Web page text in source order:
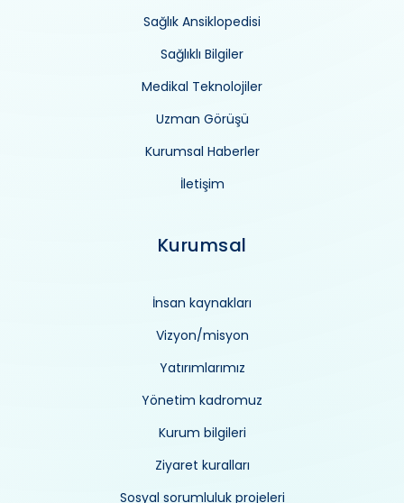
Sağlık Ansiklopedisi
Sağlıklı Bilgiler
Medikal Teknolojiler
Uzman Görüşü
Kurumsal Haberler
İletişim
Kurumsal
İnsan kaynakları
Vizyon/misyon
Yatırımlarımız
Yönetim kadromuz
Kurum bilgileri
Ziyaret kuralları
Sosyal sorumluluk projeleri